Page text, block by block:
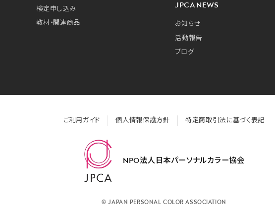
検定申し込み
教材・関連商品
JPCA NEWS
お知らせ
活動報告
ブログ
ご利用ガイド 個人情報保護方針 特定商取引法に基づく表記
NPO法人日本パーソナルカラー協会
© JAPAN PERSONAL COLOR ASSOCIATION